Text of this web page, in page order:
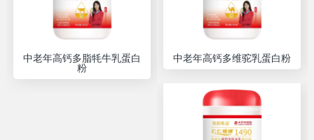
中老年高钙多脂牦牛乳蛋白
粉
中老年高钙多维驼乳蛋白粉